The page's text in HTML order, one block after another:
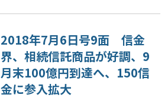
2018年7月6日号9面 信金
界、相続信託商品が好調、9
月末100億円到達へ、150信
金に参入拡大